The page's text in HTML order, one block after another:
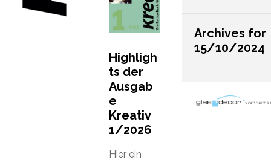
Archives for
15/10/2024
Highligh
ts der
Ausgab
e
Kreativ
1/2026
Hier ein